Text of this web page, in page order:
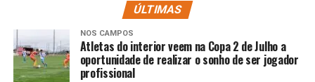
ÚLTIMAS
NOS CAMPOS
Atletas do interior veem na Copa 2 de Julho a
oportunidade de realizar o sonho de ser jogador
profissional